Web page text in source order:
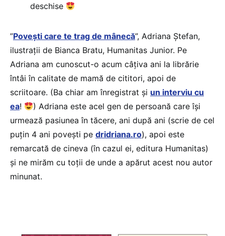
deschise
”Povești care te trag de mânecă”, Adriana Ștefan,
ilustrații de Bianca Bratu, Humanitas Junior. Pe
Adriana am cunoscut-o acum câțiva ani la librărie
întâi în calitate de mamă de cititori, apoi de
scriitoare. (Ba chiar am înregistrat și un interviu cu
ea!
) Adriana este acel gen de persoană care își
urmează pasiunea în tăcere, ani după ani (scrie de cel
puțin 4 ani povești pe dridriana.ro), apoi este
remarcată de cineva (în cazul ei, editura Humanitas)
și ne mirăm cu toții de unde a apărut acest nou autor
minunat.